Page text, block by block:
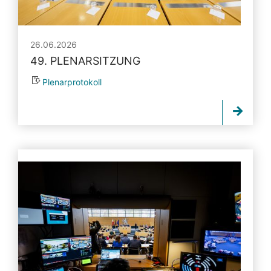
26.06.2026
49. PLENARSITZUNG
Plenarprotokoll